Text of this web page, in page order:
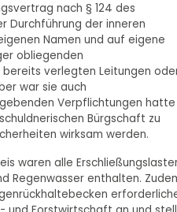
nach § 124 des
Durchführung der inneren
Namen und auf eigene
obliegenden
bereits verlegten Leitungen
war sie auch
Verpflichtungen hatte
Bürgschaft zu
wirksam werden.
waren alle
Regenwasser enthalten.